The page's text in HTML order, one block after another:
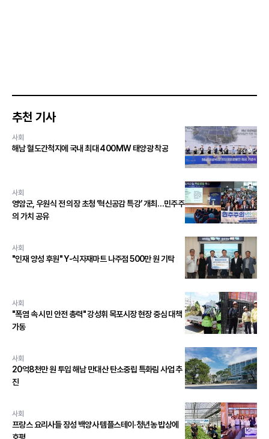
추천 기사
사회
해남 혈도간척지에 국내 최대 400MW 태양광 착공
사회
영암군, 우원식 전 의장 초청 ‘혁신공감 특강’ 개최…민주주
의 가치 공유
사회
"인재 양성 후원" Y-식자재마트 나주점 500만 원 기탁
사회
"폭염 속 시민 안전 총력" 강성휘 목포시장 현장 중심 대책
가동
사회
20억8천만 원 투입 해남 만대산 탄소중립 특화림 사업 추
진
사회
프랑스 요리사들 장성 백양사 템플스테이·청년농 밥상에